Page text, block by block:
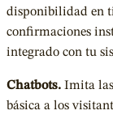
disponibilidad en
confirmaciones
integrado con tu
Chatbots. Imita las
básica a los